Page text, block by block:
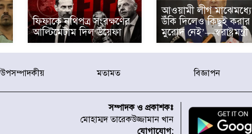
ফিফাকে নথিপত্র সংরক্ষণের
আল্টিমেটাম দিল উয়েফা
আওয়ামী লীগ মাঝেমধ্যে
উঁকি দিলেও কিছুই করার
মুরোদ নেই’—স্বরাষ্ট্রমন্ত্রী
উপসম্পাদকীয় মতামত বিজ্ঞাপন
সম্পাদক ও প্রকাশকঃ
মোহাম্মদ তারেকউজ্জামান খান
যোগাযোগ: